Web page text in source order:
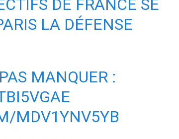
DE FRANCE SE
LA DÉFENSE
MANQUER :
MDV1YNV5YB